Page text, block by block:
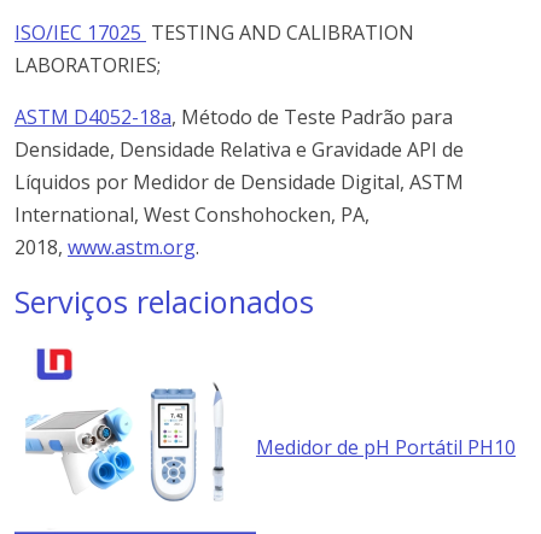
ISO/IEC 17025 TESTING AND CALIBRATION
LABORATORIES;
ASTM D4052-18a, Método de Teste Padrão para
Densidade, Densidade Relativa e Gravidade API de
Líquidos por Medidor de Densidade Digital, ASTM
International, West Conshohocken, PA,
2018, www.astm.org.
Serviços relacionados
Medidor de pH Portátil PH10